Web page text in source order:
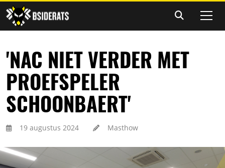
'NAC NIET VERDER MET
PROEFSPELER
SCHOONBAERT'
19 augustus 2024 Masthow